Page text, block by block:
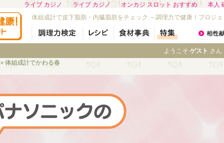
ライブ カジノ ライブ カジノ オンカジ スロット おすすめ 本人
体組成計で皮下脂肪・内臓脂肪をチェック:～調理力で健康！プロジェ
ようこそ ゲスト さん
» 体組成計でかわる春